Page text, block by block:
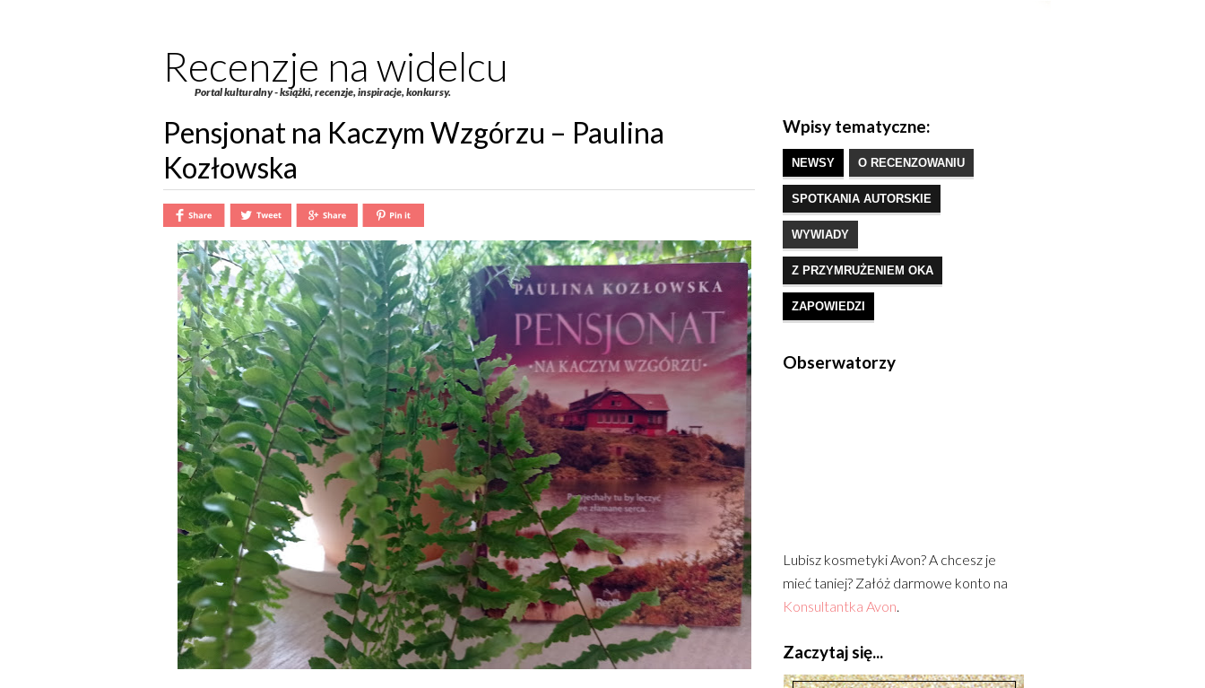
Recenzje na widelcu
Portal kulturalny - książki, recenzje, inspiracje, konkursy.
Pensjonat na Kaczym Wzgórzu – Paulina
Kozłowska
Wpisy tematyczne:
NEWSY O RECENZOWANIU
SPOTKANIA AUTORSKIE
WYWIADY
Z PRZYMRUŻENIEM OKA
ZAPOWIEDZI
Obserwatorzy
Lubisz kosmetyki Avon? A chcesz je
mieć taniej? Załóż darmowe konto na
Konsultantka Avon.
Zaczytaj się...